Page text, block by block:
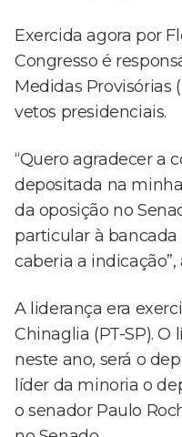
Exercida agora por
Congresso é
Medidas Provisórias
vetos presidenciais.
“Quero agradecer a
depositada na
da oposição no
particular à
caberia a
A liderança era
Chinaglia (PT-SP). O
neste ano, será o
líder da minoria o
o senador Paulo